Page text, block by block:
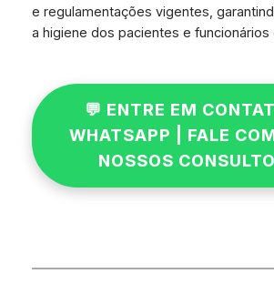
e regulamentações vigentes,
a higiene dos pacientes e funcionários